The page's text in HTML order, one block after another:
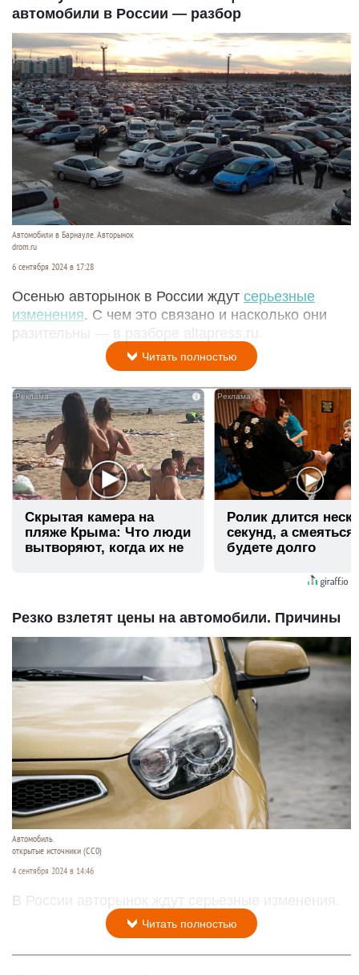
автомобили в России — разбор
Автомобили в Барнауле. Авторынок
drom.ru
6 сентября 2024 в 17:28
Осенью авторынок в России ждут серьезные
изменения. С чем это связано и насколько они
разительны — в разборе altapress.ru.
Читать полностью
i
Скрытая камера на
пляже Крыма: Что люди
вытворяют, когда их не
Ролик длится
секунд, а
будете долго
Резко взлетят цены на автомобили. Причины
Автомобиль.
открытые источники (CC0)
4 сентября 2024 в 14:46
В России авторынок ждут серьезные изменения.
Читать полностью